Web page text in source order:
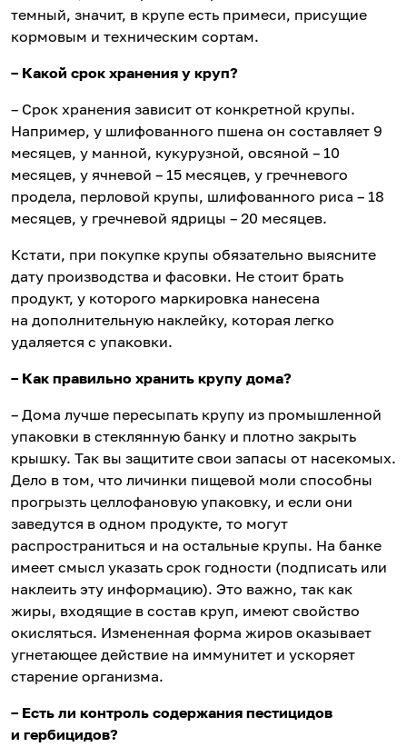
темный, значит, в крупе есть примеси, присущие
кормовым и техническим сортам.
– Какой срок хранения у круп?
– Срок хранения зависит от конкретной крупы.
Например, у шлифованного пшена он составляет 9
месяцев, у манной, кукурузной, овсяной – 10
месяцев, у ячневой – 15 месяцев, у гречневого
продела, перловой крупы, шлифованного риса – 18
месяцев, у гречневой ядрицы – 20 месяцев.
Кстати, при покупке крупы обязательно выясните
дату производства и фасовки. Не стоит брать
продукт, у которого маркировка нанесена
на дополнительную наклейку, которая легко
удаляется с упаковки.
– Как правильно хранить крупу дома?
– Дома лучше пересыпать крупу из промышленной
упаковки в стеклянную банку и плотно закрыть
крышку. Так вы защитите свои запасы от насекомых.
Дело в том, что личинки пищевой моли способны
прогрызть целлофановую упаковку, и если они
заведутся в одном продукте, то могут
распространиться и на остальные крупы. На банке
имеет смысл указать срок годности (подписать или
наклеить эту информацию). Это важно, так как
жиры, входящие в состав круп, имеют свойство
окисляться. Измененная форма жиров оказывает
угнетающее действие на иммунитет и ускоряет
старение организма.
– Есть ли контроль содержания пестицидов
и гербицидов?